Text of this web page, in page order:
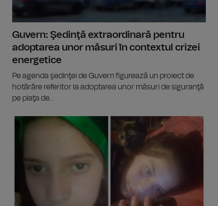
Guvern: Şedinţă extraordinară pentru
adoptarea unor măsuri în contextul crizei
energetice
Pe agenda şedinţei de Guvern figurează un proiect de
hotărâre referitor la adoptarea unor măsuri de siguranţă
pe piaţa de...